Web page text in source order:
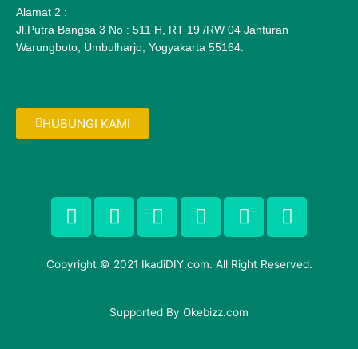
Alamat 2 :
Jl.Putra Bangsa 3 No : 511 H, RT 19 /RW 04 Janturan
Warungboto, Umbulharjo, Yogyakarta 55164.
HUBUNGI KAMI
F
a
c
e
b
T
w
i
t
r
G
o
o
g
-
P
i
n
t
e
I
n
s
t
a
r
F
l
i
c
Copyright © 2021 IkadiDIY.com. All Right Reserved.
Supported By Okebizz.com